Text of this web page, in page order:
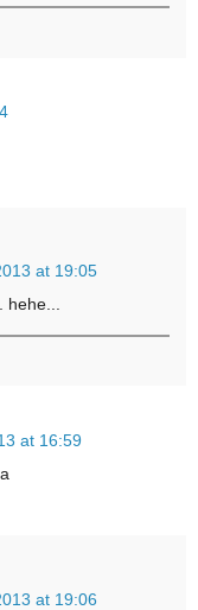
at 19:05
at 16:59
at 19:06